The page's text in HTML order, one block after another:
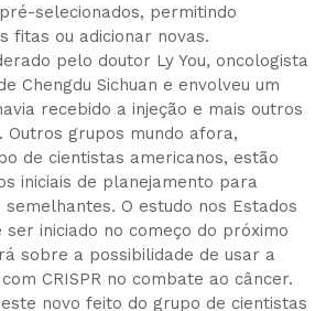
selecionados, permitindo
fitas ou adicionar novas.
pelo doutor Ly You, oncologista
Chengdu Sichuan e envolveu um
recebido a injeção e mais outros
Outros grupos mundo afora,
de cientistas americanos, estão
iniciais de planejamento para
semelhantes. O estudo nos Estados
ser iniciado no começo do próximo
sobre a possibilidade de usar a
CRISPR no combate ao câncer.
novo feito do grupo de cientistas